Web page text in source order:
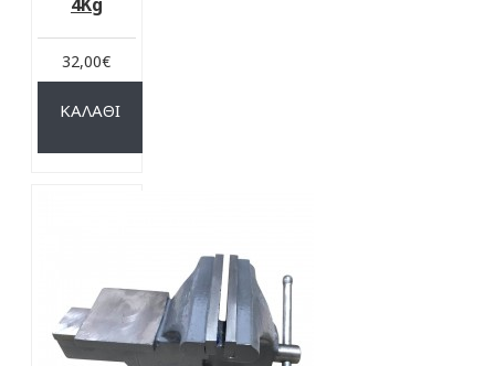
32,00€
ΚΑΛΆΘΙ